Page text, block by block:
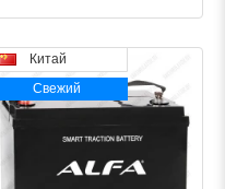
Китай
Свежий